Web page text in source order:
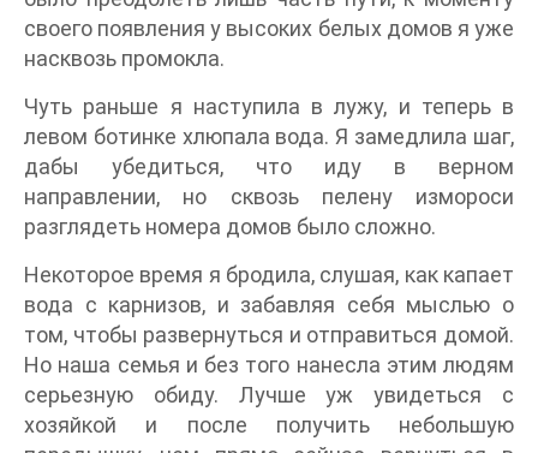
своего появления у высоких белых домов я уже
насквозь промокла.
Чуть раньше я наступила в лужу, и теперь в
левом ботинке хлюпала вода. Я замедлила шаг,
дабы убедиться, что иду в верном
направлении, но сквозь пелену измороси
разглядеть номера домов было сложно.
Некоторое время я бродила, слушая, как капает
вода с карнизов, и забавляя себя мыслью о
том, чтобы развернуться и отправиться домой.
Но наша семья и без того нанесла этим людям
серьезную обиду. Лучше уж увидеться с
хозяйкой и после получить небольшую